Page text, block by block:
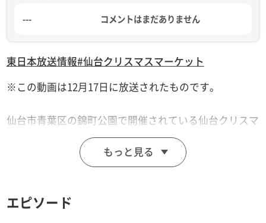
--- コメントはまだありません
東日本放送情報#仙台クリスマスマーケット
※この動画は12月17日に放送されたものです。
仙台市青葉区の錦町公園で開催されている仙台クリスマ
スマーケットは、多くの人でにぎわっています。
点灯式にはゲストに新日本プロレス所属のYOH選手が参
もっと見る
エピソード